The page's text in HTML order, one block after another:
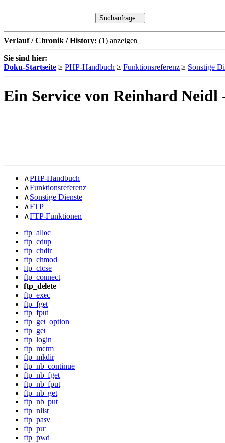
Verlauf / Chronik / History: (1) anzeigen
Sie sind hier:
Doku-Startseite ≥ PHP-Handbuch ≥ Funktionsreferenz ≥ Sonstige
Ein Service von Reinhard Neidl
∧PHP-Handbuch
∧Funktionsreferenz
∧Sonstige Dienste
∧FTP
∧FTP-Funktionen
ftp_alloc
ftp_cdup
ftp_chdir
ftp_chmod
ftp_close
ftp_connect
ftp_delete
ftp_exec
ftp_fget
ftp_fput
ftp_get_option
ftp_get
ftp_login
ftp_mdtm
ftp_mkdir
ftp_nb_continue
ftp_nb_fget
ftp_nb_fput
ftp_nb_get
ftp_nb_put
ftp_nlist
ftp_pasv
ftp_put
ftp_pwd